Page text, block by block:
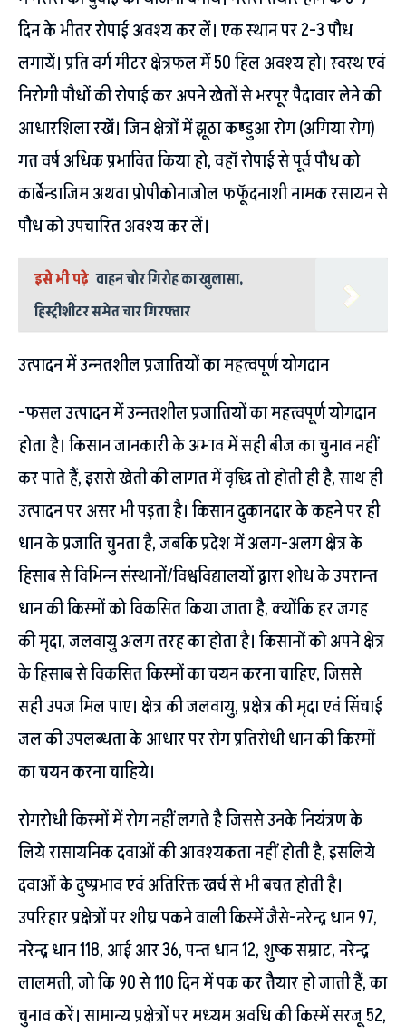
दिन के भीतर रोपाई अवश्य कर लें। एक स्थान पर 2-3 पौध
लगायें। प्रति वर्ग मीटर क्षेत्रफल में 50 हिल अवश्य हो। स्वस्थ एवं
निरोगी पौधों की रोपाई कर अपने खेतों से भरपूर पैदावार लेने की
आधारशिला रखें। जिन क्षेत्रों में झूठा कण्डुआ रोग (अगिया रोग)
गत वर्ष अधिक प्रभावित किया हो, वहॉ रोपाई से पूर्व पौध को
कार्बेन्डाजिम अथवा प्रोपीकोनाजोल फफूॅदनाशी नामक रसायन से
पौध को उपचारित अवश्य कर लें।
इसे भी पढ़े वाहन चोर गिरोह का खुलासा,
हिस्ट्रीशीटर समेत चार गिरफ्तार
उत्पादन में उन्नतशील प्रजातियों का महत्वपूर्ण योगदान
-फसल उत्पादन में उन्नतशील प्रजातियों का महत्वपूर्ण योगदान
होता है। किसान जानकारी के अभाव में सही बीज का चुनाव नहीं
कर पाते हैं, इससे खेती की लागत में वृद्धि तो होती ही है, साथ ही
उत्पादन पर असर भी पड़ता है। किसान दुकानदार के कहने पर ही
धान के प्रजाति चुनता है, जबकि प्रदेश में अलग-अलग क्षेत्र के
हिसाब से विभिन्न संस्थानों/विश्वविद्यालयों द्वारा शोध के उपरान्त
धान की किस्मों को विकसित किया जाता है, क्योंकि हर जगह
की मृदा, जलवायु अलग तरह का होता है। किसानों को अपने क्षेत्र
के हिसाब से विकसित किस्मों का चयन करना चाहिए, जिससे
सही उपज मिल पाए। क्षेत्र की जलवायु, प्रक्षेत्र की मृदा एवं सिंचाई
जल की उपलब्धता के आधार पर रोग प्रतिरोधी धान की किस्मों
का चयन करना चाहिये।
रोगरोधी किस्मों में रोग नहीं लगते है जिससे उनके नियंत्रण के
लिये रासायनिक दवाओं की आवश्यकता नहीं होती है, इसलिये
दवाओं के दुष्प्रभाव एवं अतिरिक्त खर्च से भी बचत होती है।
उपरिहार प्रक्षेत्रों पर शीघ्र पकने वाली किस्में जैसे-नरेन्द्र धान 97,
नरेन्द्र धान 118, आई आर 36, पन्त धान 12, शुष्क सम्राट, नरेन्द्र
लालमती, जो कि 90 से 110 दिन में पक कर तैयार हो जाती हैं, का
चुनाव करें। सामान्य प्रक्षेत्रों पर मध्यम अवधि की किस्में सरजू 52,